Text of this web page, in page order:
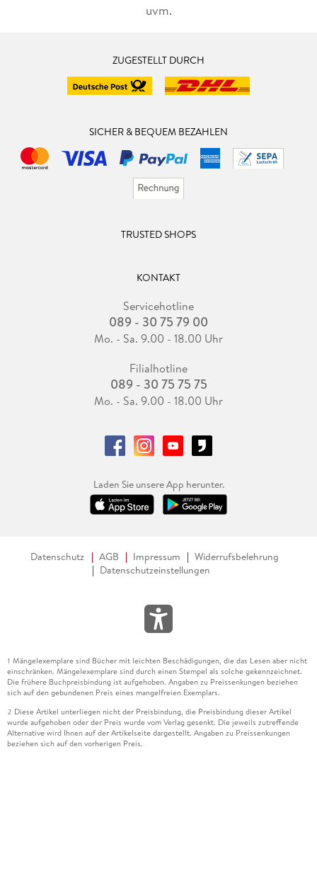
uvm.
ZUGESTELLT DURCH
SICHER & BEQUEM BEZAHLEN
TRUSTED SHOPS
KONTAKT
Servicehotline
089 - 30 75 79 00
Mo. - Sa. 9.00 - 18.00 Uhr
Filialhotline
089 - 30 75 75 75
Mo. - Sa. 9.00 - 18.00 Uhr
Laden Sie unsere App herunter.
Datenschutz AGB Impressum
Widerrufsbelehrung
Datenschutzeinstellungen
1 Mängelexemplare sind Bücher mit leichten Beschädigungen, die das Lesen aber nicht
einschränken. Mängelexemplare sind durch einen Stempel als solche gekennzeichnet.
Die frühere Buchpreisbindung ist aufgehoben. Angaben zu Preissenkungen beziehen
sich auf den gebundenen Preis eines mangelfreien Exemplars.
2 Diese Artikel unterliegen nicht der Preisbindung, die Preisbindung dieser Artikel
wurde aufgehoben oder der Preis wurde vom Verlag gesenkt. Die jeweils zutreffende
Alternative wird Ihnen auf der Artikelseite dargestellt. Angaben zu Preissenkungen
beziehen sich auf den vorherigen Preis.